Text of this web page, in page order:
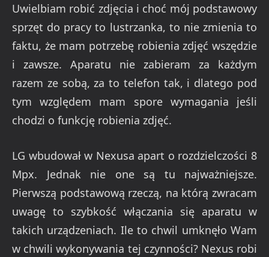
Uwielbiam robić zdjęcia i choć mój podstawowy
sprzęt do pracy to lustrzanka, to nie zmienia to
faktu, że mam potrzebę robienia zdjęć wszędzie
i zawsze. Aparatu nie zabieram za każdym
razem ze sobą, za to telefon tak, i dlatego pod
tym względem mam spore wymagania jeśli
chodzi o funkcję robienia zdjęć.
LG wbudował w Nexusa apart o rozdzielczości 8
Mpx. Jednak nie one są tu najważniejsze.
Pierwszą podstawową rzeczą, na którą zwracam
uwagę to szybkość włączania się aparatu w
takich urządzeniach. Ile to chwil umknęło Wam
w chwili wykonywania tej czynności? Nexus robi